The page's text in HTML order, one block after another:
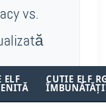
vs.
ELF CUTIE ELF